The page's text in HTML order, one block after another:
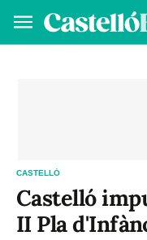
CASTELLÓ
Castelló
II Pla